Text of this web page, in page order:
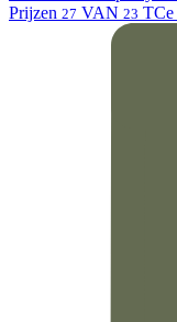
Prijzen 27 VAN 23 TCe